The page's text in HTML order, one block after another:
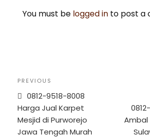
You must be logged in to post a
Post
navigation
Previous
Post
PREVIOUS
0812-9518-8008
Harga Jual Karpet
Mesjid di Purworejo
Jawa Tengah Murah
Ambal